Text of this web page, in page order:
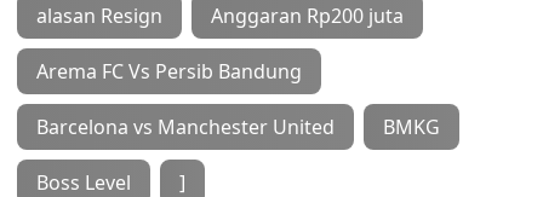
alasan Resign Anggaran Rp200 juta
Arema FC Vs Persib Bandung
Barcelona vs Manchester United BMKG
Boss Level ]